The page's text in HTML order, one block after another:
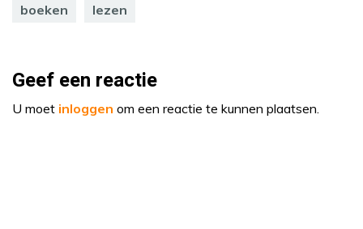
boeken lezen
Geef een reactie
U moet inloggen om een reactie te kunnen plaatsen.